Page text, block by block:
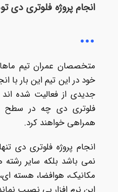
انجام پروژه فلوتری دی
متخصصان عمران تیم
جدیدی از فعالیت شده اند
فلوتری دی چه در
همراهی خواهند کرد.
انجام پروژه فلوتری دی
نمی باشد بلکه سایر رشته
مکانیک، هوافضا، هسته